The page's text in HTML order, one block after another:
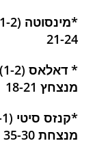
21-24
מנצחץ 18-21
מנצחת 35-30